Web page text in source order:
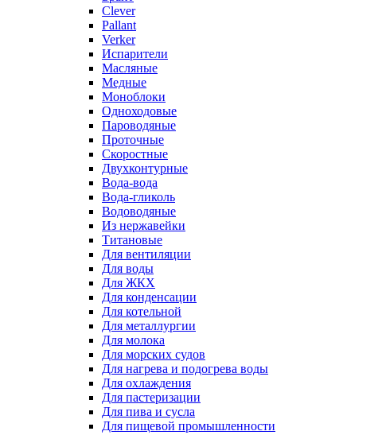
Clever
Pallant
Verker
Испарители
Масляные
Медные
Моноблоки
Одноходовые
Пароводяные
Проточные
Скоростные
Двухконтурные
Вода-вода
Вода-гликоль
Водоводяные
Из нержавейки
Титановые
Для вентиляции
Для воды
Для ЖКХ
Для конденсации
Для котельной
Для металлургии
Для молока
Для морских судов
Для нагрева и подогрева воды
Для охлаждения
Для пастеризации
Для пива и сусла
Для пищевой промышленности